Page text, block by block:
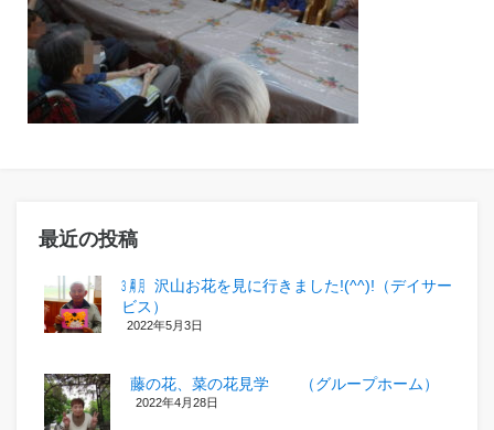
最近の投稿
㋂㋃、沢山お花を見に行きました!(^^)!（デイサー
ビス）
2022年5月3日
藤の花、菜の花見学 （グループホーム）
2022年4月28日